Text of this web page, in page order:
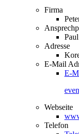
Firma
Adresse
E-Mail
E-
Webseite
Telefon